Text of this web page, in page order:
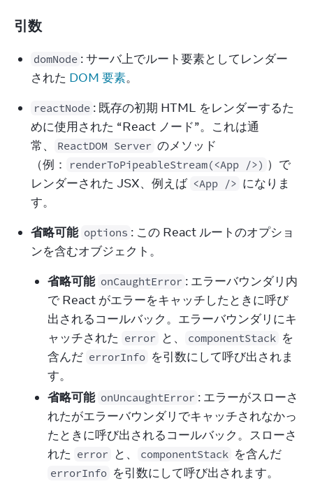
引数
domNode : サーバ上でルート要素としてレンダー
された DOM 要素。
reactNode : 既存の初期 HTML をレンダーするた
めに使用された “React ノード”。これは通
常、
ReactDOM Server のメソッド
（例：
renderToPipeableStream(<App />) ）で
レンダーされた JSX、例えば <App /> になりま
す。
省略可能 options : この React ルートのオプショ
ンを含むオブジェクト。
省略可能 onCaughtError : エラーバウンダリ内
で React がエラーをキャッチしたときに呼び
出されるコールバック。エラーバウンダリにキ
ャッチされた error と、 componentStack を
含んだ errorInfo を引数にして呼び出されま
す。
省略可能 onUncaughtError : エラーがスローさ
れたがエラーバウンダリでキャッチされなかっ
たときに呼び出されるコールバック。スローさ
れた error と、 componentStack を含んだ
errorInfo を引数にして呼び出されます。